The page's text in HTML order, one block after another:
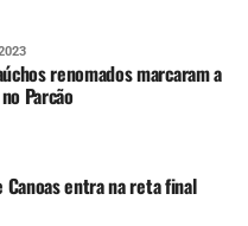
renomados marcaram a
Parcão
Canoas entra na reta final